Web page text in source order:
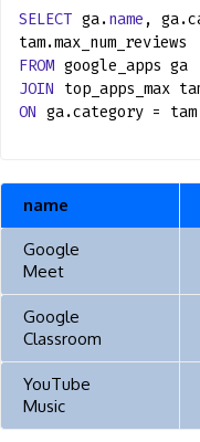
SELECT ga.name ,
tam.max_num_reviews
FROM google_apps ga
JOIN top_apps_max
ON ga.category =
name
Google
Meet
Google
Classroom
YouTube
Music